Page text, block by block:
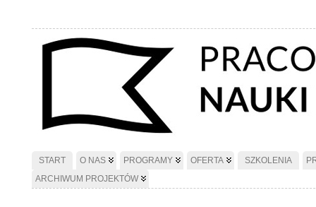
START O NAS PROGRAMY OFERTA SZKOLENIA
ARCHIWUM PROJEKTÓW